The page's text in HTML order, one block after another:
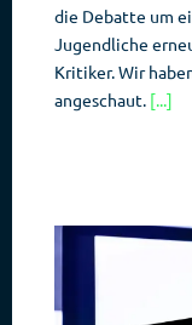
die Debatte um
Jugendliche
Kritiker. Wir
angeschaut. [...]